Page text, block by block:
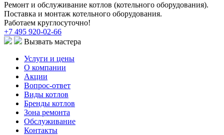
Ремонт и обслуживание котлов (котельного оборудования).
Поставка и монтаж котельного оборудования.
Работаем круглосуточно!
+7 495 920-02-66
Вызвать мастера
Услуги и цены
О компании
Акции
Вопрос-ответ
Виды котлов
Бренды котлов
Зона ремонта
Обслуживание
Контакты